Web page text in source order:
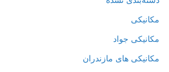
مکانیکی
مکانیکی جواد
مکانیکی های مازندران